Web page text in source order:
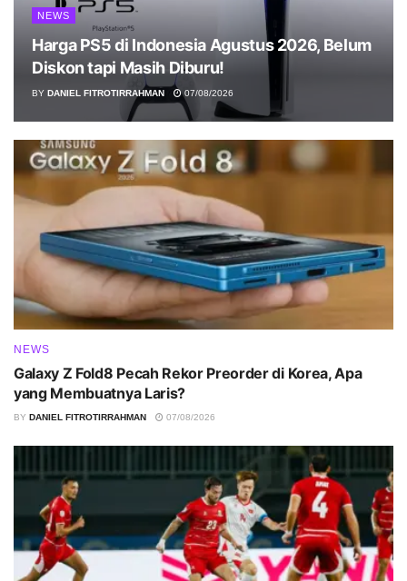
NEWS
Harga PS5 di Indonesia Agustus 2026, Belum
Diskon tapi Masih Diburu!
BY DANIEL FITROTIRRAHMAN 07/08/2026
NEWS
Galaxy Z Fold8 Pecah Rekor Preorder di Korea, Apa
yang Membuatnya Laris?
BY DANIEL FITROTIRRAHMAN 07/08/2026